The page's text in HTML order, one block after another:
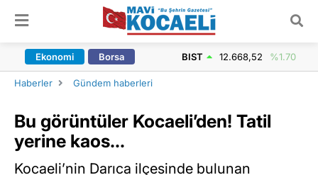
Ekonomi Borsa BIST 12.668,52 %1.70
Haberler Gündem haberleri
Bu görüntüler Kocaeli’den! Tatil
yerine kaos…
Kocaeli’nin Darıca ilçesinde bulunan